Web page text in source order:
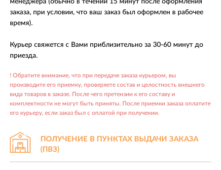
менеджера (обычно в течении 15 минут после оформления
заказа, при условии, что ваш заказ был оформлен в рабочее
время).
Курьер свяжется с Вами приблизительно за 30-60 минут до
приезда.
! Обратите внимание, что при передаче заказа курьером, вы
производите его приемку, проверяете состав и целостность внешнего
вида товаров в заказе. После чего претензии к его составу и
комплектности не могут быть приняты. После приемки заказа оплатите
его курьеру, если заказ был с оплатой при получении.
ПОЛУЧЕНИЕ В ПУНКТАХ ВЫДАЧИ ЗАКАЗА
(ПВЗ)